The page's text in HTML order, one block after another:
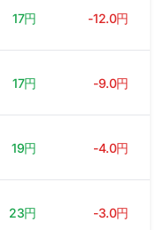
17円 -12.0円
17円 -9.0円
19円 -4.0円
23円 -3.0円